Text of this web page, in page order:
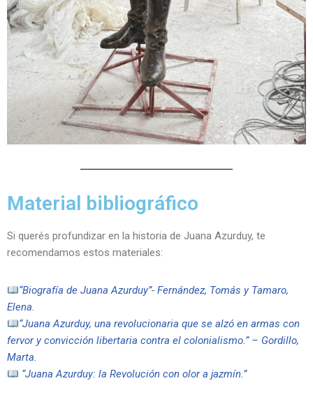
Material bibliográfico
Si querés profundizar en la historia de Juana Azurduy, te
recomendamos estos materiales:
“Biografía de Juana Azurduy”-Fernández, Tomás y Tamaro,
Elena.
“Juana Azurduy, una revolucionaria que se alzó en armas con
fervor y convicción libertaria contra el colonialismo.” – Gordillo,
Marta.
“Juana Azurduy: la Revolución con olor a jazmín.”